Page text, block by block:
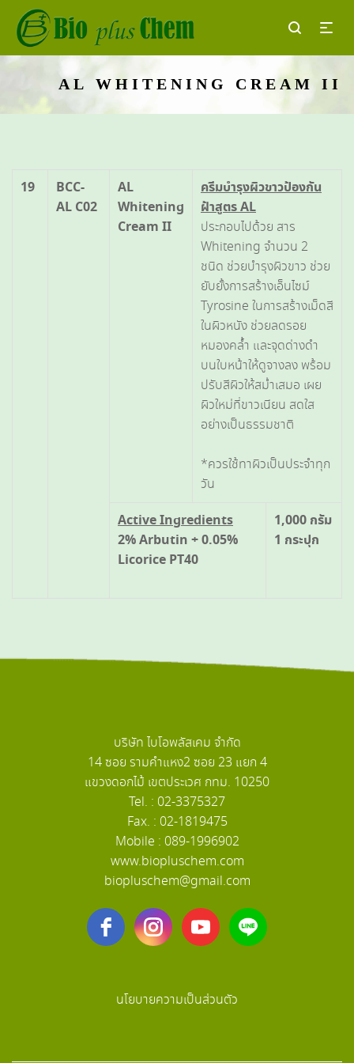
AL WHITENING CREAM II
19
BCC-
AL C02
AL
Whitening
Cream II
ครีมบำรุงผิวขาวป้องกัน
ฝ้าสูตรAL
ประกอบไปด้วย สาร
Whitening จำนวน 2
ชนิด ช่วยบำรุงผิวขาว ช่วย
ยับยั้งการสร้างเอ็นไซม์
Tyrosine ในการสร้างเม็ดสี
ในผิวหนัง ช่วยลดรอย
หมองคล้ำ และจุดด่างดำ
บนใบหน้าให้ดูจางลง พร้อม
ปรับสีผิวให้สม่ำเสมอ เผย
ผิวใหม่ที่ขาวเนียน สดใส
อย่างเป็นธรรมชาติ
*ควรใช้ทาผิวเป็นประจำทุก
วัน
Active Ingredients
2% Arbutin + 0.05%
Licorice PT40
1,000 กรัม
1 กระปุก
บริษัท ไบโอพลัสเคม จำกัด
14 ซอย รามคำแหง2 ซอย 23 แยก 4
แขวงดอกไม้ เขตประเวศ กทม. 10250
Tel. : 02-3375327
Fax. : 02-1819475
Mobile : 089-1996902
www.biopluschem.com
biopluschem@gmail.com
นโยบายความเป็นส่วนตัว